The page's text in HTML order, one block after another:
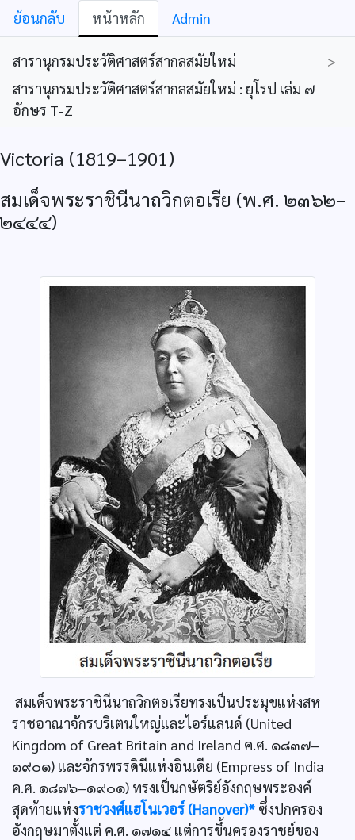
ย้อนกลับ หน้าหลัก Admin
สารานุกรมประวัติศาสตร์สากลสมัยใหม่
>
สารานุกรมประวัติศาสตร์สากลสมัยใหม่ : ยุโรป เล่ม ๗
อักษร T-Z
Victoria (1819–1901)
สมเด็จพระราชินีนาถวิกตอเรีย (พ.ศ. ๒๓๖๒–
๒๔๔๔)
สมเด็จพระราชินีนาถวิกตอเรียทรงเป็นประมุขแห่งสห
ราชอาณาจักรบริเตนใหญ่และไอร์แลนด์ (United
Kingdom of Great Britain and Ireland ค.ศ. ๑๘๓๗–
๑๙๐๑) และจักรพรรดินีแห่งอินเดีย (Empress of India
ค.ศ. ๑๘๗๖–๑๙๐๑) ทรงเป็นกษัตริย์อังกฤษพระองค์
สุดท้ายแห่งราชวงศ์แฮโนเวอร์ (Hanover)* ซึ่งปกครอง
อังกฤษมาตั้งแต่ ค.ศ. ๑๗๑๔ แต่การขึ้นครองราชย์ของ